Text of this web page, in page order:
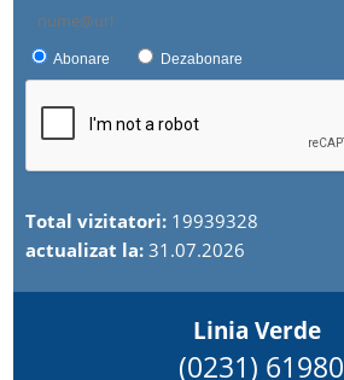
Abonare Dezabonare
Total vizitatori: 19939328
actualizat la:31.07.2026
Linia Verde
(0231) 61980